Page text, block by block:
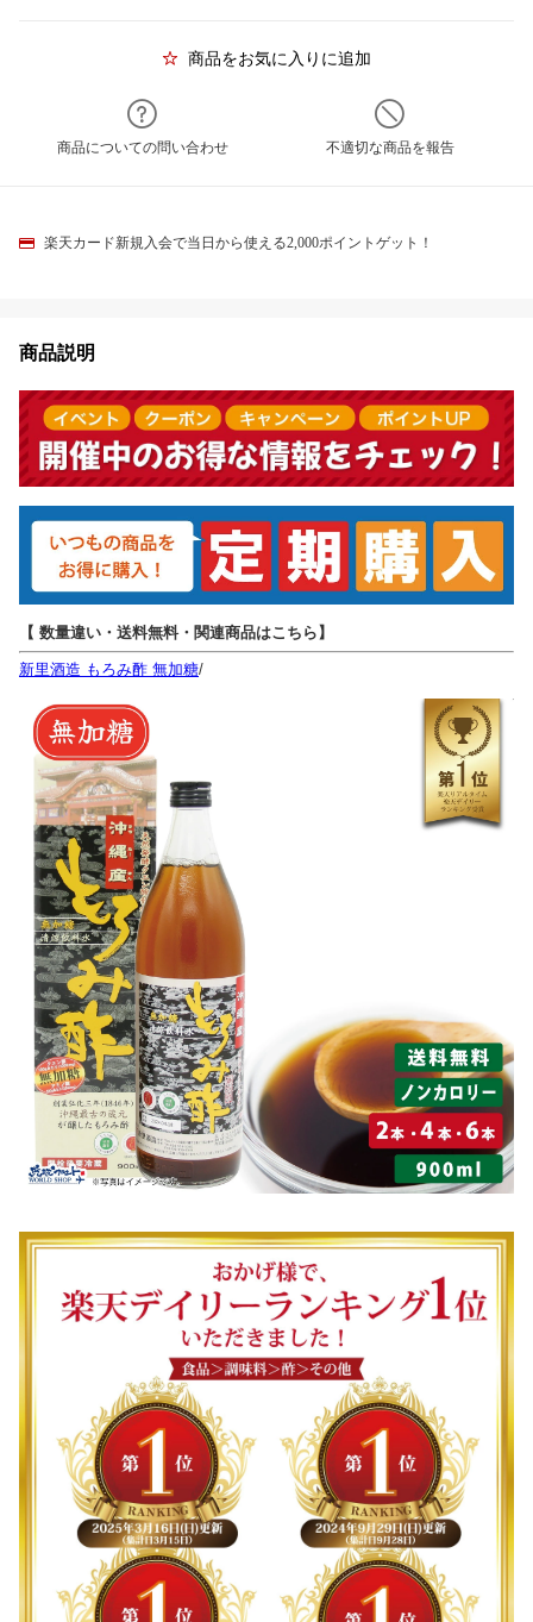
商品をお気に入りに追加
商品についての問い合わせ 不適切な商品を報告
楽天カード新規入会で当日から使える2,000ポイントゲット！
商品説明
【 数量違い・送料無料・関連商品はこちら】
新里酒造 もろみ酢 無加糖/